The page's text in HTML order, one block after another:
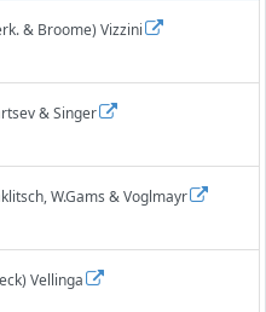
& Broome) Vizzini
& Singer
W.Gams & Voglmayr
Vellinga